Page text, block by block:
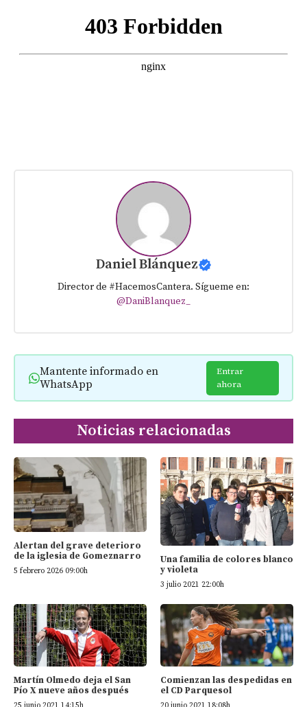
Daniel Blánquez
Director de #HacemosCantera. Sígueme en:
@DaniBlanquez_
Mantente informado en
WhatsApp
Entrar
ahora
Noticias relacionadas
Alertan del grave deterioro
de la iglesia de Gomeznarro
5 febrero 2026 09:00h
Una familia de colores blanco
y violeta
3 julio 2021 22:00h
Martín Olmedo deja el San
Pío X nueve años después
Comienzan las despedidas en
el CD Parquesol